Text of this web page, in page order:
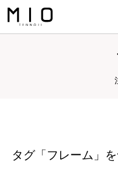
タグ「フレーム」